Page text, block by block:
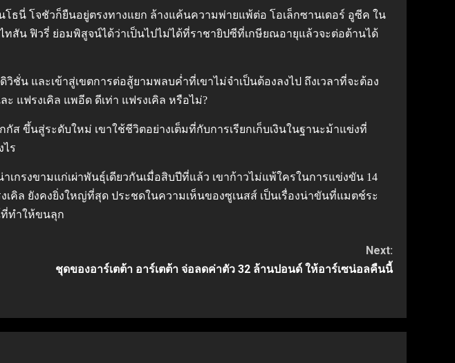
นี่ โจชัวก็ยืนอยู่ตรงทางแยก ล้างแค้นความพ่ายแพ้ต่อ โอเล็กซานเดอร์ อูซีค ใน
สัน ฟิวรี่ ย่อมพิสูจน์ได้ว่าเป็นไปไม่ได้ที่ราชายิปซีที่เกษียณอายุแล้วจะต่อต้านได้
น และเข้าสู่เขตการต่อสู้ยามพลบค่ำที่เขาไม่จำเป็นต้องลงไป ถึงเวลาที่จะต้อง
แฟรงเคิล แพอีด ดีเท่า แฟรงเคิล หรือไม่?
ขึ้นสู่ระดับใหม่ เขาใช้ชีวิตอย่างเต็มที่กับการเรียกเก็บเงินในฐานะม้าแข่งที่
ไร
กรงขามแก่เผ่าพันธุ์เดียวกันเมื่อสิบปีที่แล้ว เขาก้าวไม่แพ้ใครในการแข่งขัน 14
คิล ยังคงยิ่งใหญ่ที่สุด ประชดในความเห็นของซูเนสส์ เป็นเรื่องน่าขันที่แมตช์ระ
ที่ทำให้ขนลุก
Next:
ชุดของอาร์เตต้า อาร์เตต้า จ่อลดค่าตัว 32 ล้านปอนด์ ให้อาร์เซน่อลคืนนี้